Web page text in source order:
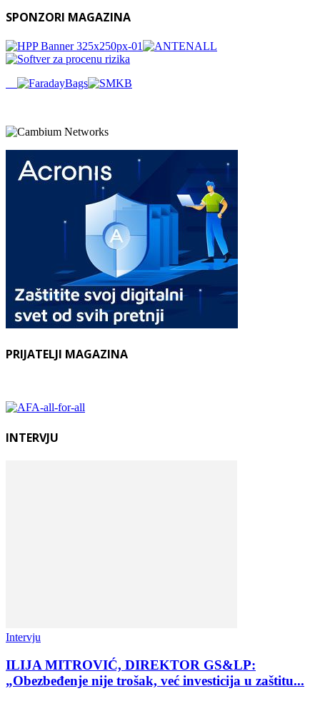
SPONZORI MAGAZINA
PRIJATELJI MAGAZINA
INTERVJU
Intervju
ILIJA MITROVIĆ, DIREKTOR GS&LP:
„Obezbeđenje nije trošak, već investicija u zaštitu...